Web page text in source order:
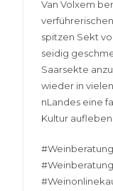
Van Volxem
spitzen Sekt
seidig
Saarsekte
wieder in
nLandes eine
Kultur aufleben